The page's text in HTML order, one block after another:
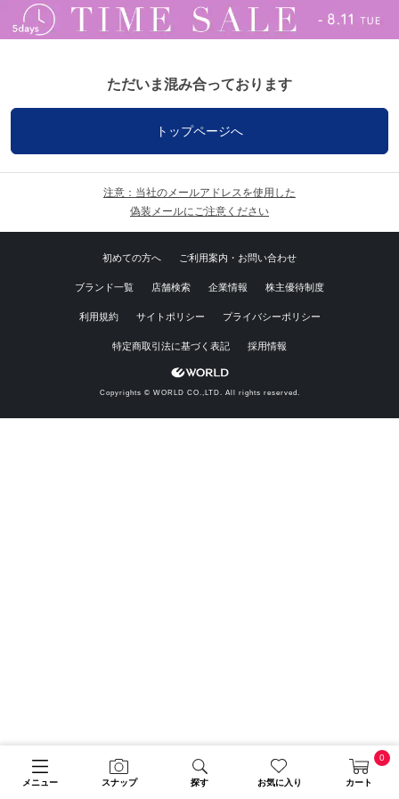
メニュー スナップ 探す お気に入り カート
0
ただいま混み合っております
トップページへ
注意：当社のメールアドレスを使用した
偽装メールにご注意ください
初めての方へ ご利用案内・お問い合わせ
ブランド一覧 店舗検索 企業情報 株主優待制度
利用規約 サイトポリシー プライバシーポリシー
特定商取引法に基づく表記 採用情報
Copyrights © WORLD CO.,LTD. All rights reserved.